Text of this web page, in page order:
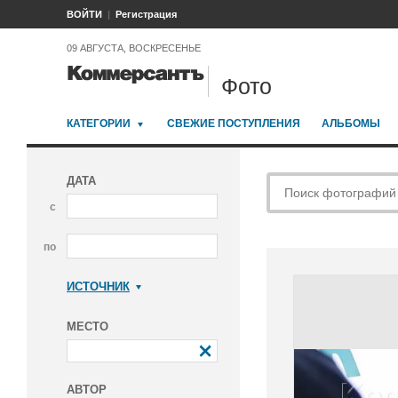
ВОЙТИ Регистрация
09 АВГУСТА, ВОСКРЕСЕНЬЕ
Фото
КАТЕГОРИИ СВЕЖИЕ ПОСТУПЛЕНИЯ АЛЬБОМЫ
ДАТА
с
по
ИСТОЧНИК
МЕСТО
АВТОР